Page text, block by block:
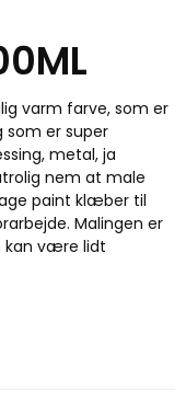
varm farve, som er
som er super
metal, ja
nem at male
paint klæber til
Malingen er
kan være lidt